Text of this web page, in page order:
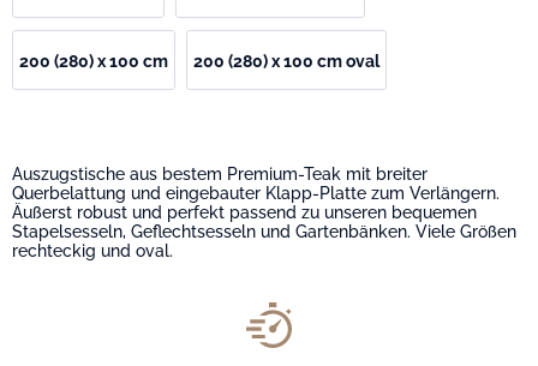
200 (280) x 100 cm 200 (280) x 100 cm oval
Auszugstische aus bestem Premium-Teak mit breiter
Querbelattung und eingebauter Klapp-Platte zum Verlängern.
Äußerst robust und perfekt passend zu unseren bequemen
Stapelsesseln, Geflechtsesseln und Gartenbänken. Viele Größen
rechteckig und oval.